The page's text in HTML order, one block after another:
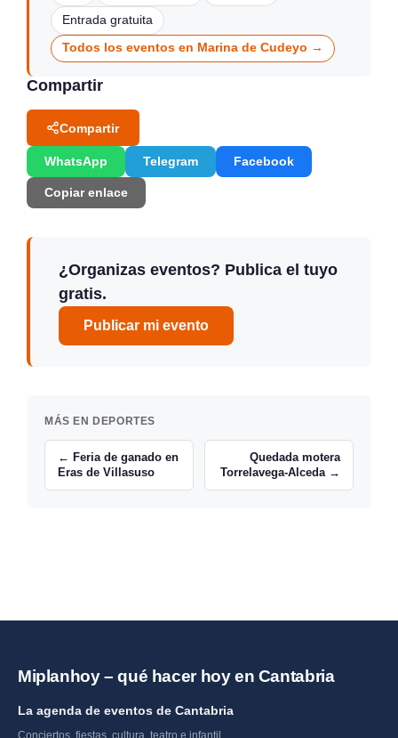
Entrada gratuita
Todos los eventos en Marina de Cudeyo →
Compartir
Compartir
WhatsApp Telegram Facebook
Copiar enlace
¿Organizas eventos? Publica el tuyo
gratis.
Publicar mi evento
MÁS EN DEPORTES
← Feria de ganado en
Eras de Villasuso
Quedada motera
Torrelavega-Alceda →
Miplanhoy – qué hacer hoy en Cantabria
La agenda de eventos de Cantabria
Conciertos, fiestas, cultura, teatro e infantil.